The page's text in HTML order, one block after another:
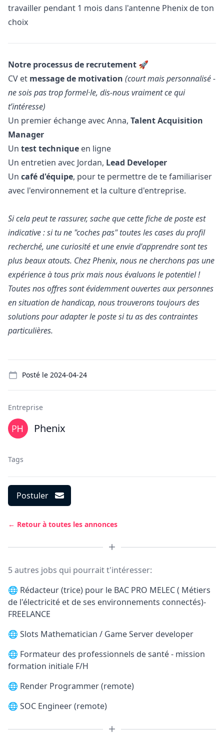
travailler pendant 1 mois dans l'antenne Phenix de ton
choix
Notre processus de recrutement 🚀
CV et message de motivation (court mais personnalisé -
ne sois pas trop formel·le, dis-nous vraiment ce qui
t’intéresse)
Un premier échange avec Anna, Talent Acquisition
Manager
Un test technique en ligne
Un entretien avec Jordan, Lead Developer
Un café d'équipe, pour te permettre de te familiariser
avec l'environnement et la culture d'entreprise.
Si cela peut te rassurer, sache que cette fiche de poste est
indicative : si tu ne "coches pas" toutes les cases du profil
recherché, une curiosité et une envie d'apprendre sont tes
plus beaux atouts. Chez Phenix, nous ne cherchons pas une
expérience à tous prix mais nous évaluons le potentiel !
Toutes nos offres sont évidemment ouvertes aux personnes
en situation de handicap, nous trouverons toujours des
solutions pour adapter le poste si tu as des contraintes
particulières.
Posté le 2024-04-24
Entreprise
Phenix
Tags
Postuler
← Retour à toutes les annonces
5 autres jobs qui pourrait t'intéresser:
🌐 Rédacteur (trice) pour le BAC PRO MELEC ( Métiers
de l'électricité et de ses environnements connectés)-
FREELANCE
🌐 Slots Mathematician / Game Server developer
🌐 Formateur des professionnels de santé - mission
formation initiale F/H
🌐 Render Programmer (remote)
🌐 SOC Engineer (remote)